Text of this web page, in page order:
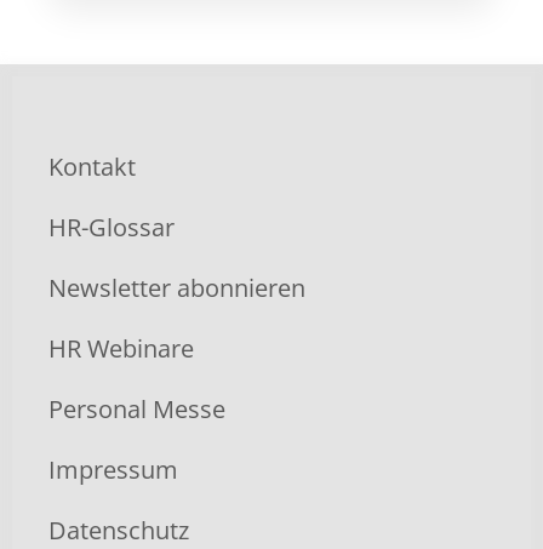
Kontakt
HR-Glossar
Newsletter abonnieren
HR Webinare
Personal Messe
Impressum
Datenschutz